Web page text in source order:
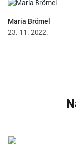
Maria Brömel
23. 11. 2022.